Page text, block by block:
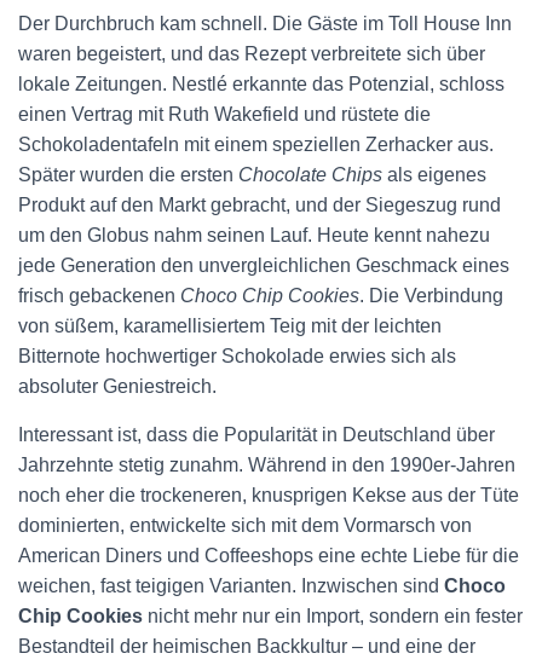
Der Durchbruch kam schnell. Die Gäste im Toll House Inn
waren begeistert, und das Rezept verbreitete sich über
lokale Zeitungen. Nestlé erkannte das Potenzial, schloss
einen Vertrag mit Ruth Wakefield und rüstete die
Schokoladentafeln mit einem speziellen Zerhacker aus.
Später wurden die ersten Chocolate Chips als eigenes
Produkt auf den Markt gebracht, und der Siegeszug rund
um den Globus nahm seinen Lauf. Heute kennt nahezu
jede Generation den unvergleichlichen Geschmack eines
frisch gebackenen Choco Chip Cookies. Die Verbindung
von süßem, karamellisiertem Teig mit der leichten
Bitternote hochwertiger Schokolade erwies sich als
absoluter Geniestreich.
Interessant ist, dass die Popularität in Deutschland über
Jahrzehnte stetig zunahm. Während in den 1990er-Jahren
noch eher die trockeneren, knusprigen Kekse aus der Tüte
dominierten, entwickelte sich mit dem Vormarsch von
American Diners und Coffeeshops eine echte Liebe für die
weichen, fast teigigen Varianten. Inzwischen sind Choco
Chip Cookies nicht mehr nur ein Import, sondern ein fester
Bestandteil der heimischen Backkultur – und eine der